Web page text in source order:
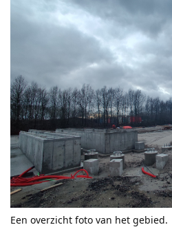
Een overzicht foto van het gebied.